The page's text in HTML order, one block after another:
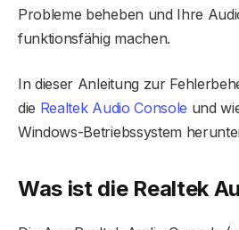
Probleme beheben und Ihre
funktionsfähig machen.
In dieser Anleitung zur
die Realtek Audio Console und
Windows-Betriebssystem
Was ist die Realtek